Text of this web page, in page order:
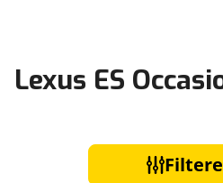
Lexus ES